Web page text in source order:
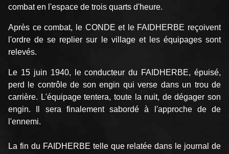
combat en l'espace de trois quarts d'heure.
Après ce combat, le CONDE et le FAIDHERBE reçoivent
l'ordre de se replier sur le village et les équipages sont
relevés.
Le 15 juin 1940, le conducteur du FAIDHERBE, épuisé,
perd le contrôle de son engin qui verse dans un trou de
carrière. L'équipage tentera, toute la nuit, de dégager son
engin. Il sera finalement sabordé à l'approche de de
l'ennemi.
La fin du FAIDHERBE telle que relatée dans le journal de